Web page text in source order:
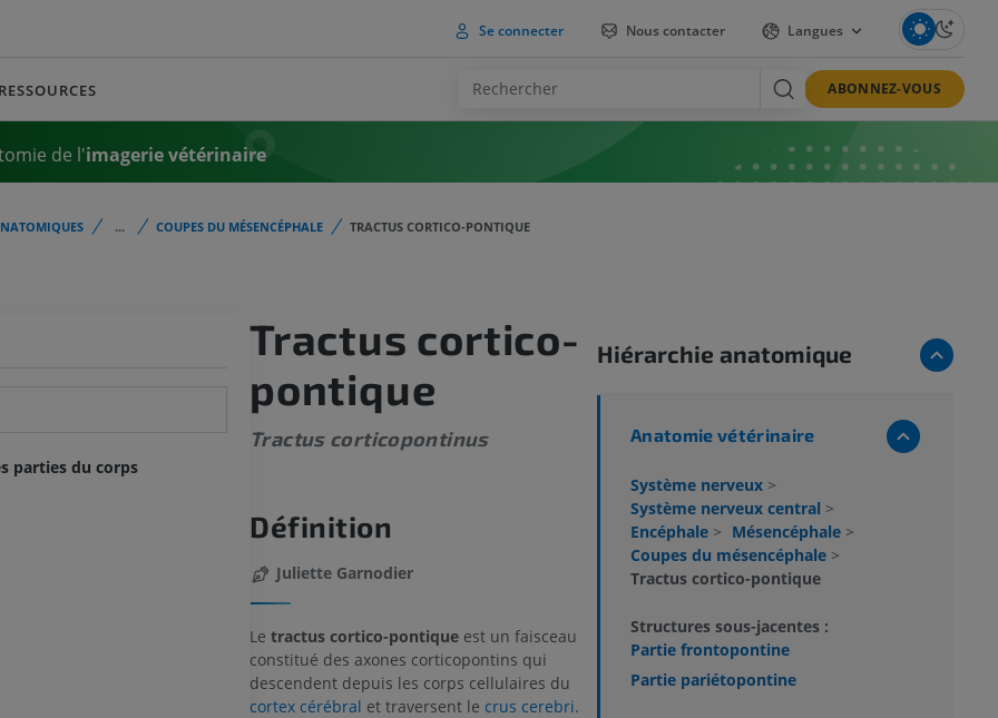
Se connecter Nous contacter Langues
RESSOURCES ABONNEZ-VOUS
de l'imagerie vétérinaire
... COUPES DU MÉSENCÉPHALE TRACTUS CORTICO-PONTIQUE
parties du corps
Tractus cortico-
pontique
Tractus corticopontinus
Définition
Juliette Garnodier
Le tractus cortico-pontique est un faisceau
constitué des axones corticopontins qui
descendent depuis les corps cellulaires du
cortex cérébral et traversent le crus cerebri.
Hiérarchie anatomique
Anatomie vétérinaire
Système nerveux >
Système nerveux central >
Encéphale > Mésencéphale >
Coupes du mésencéphale >
Tractus cortico-pontique
Structures sous-jacentes :
Partie frontopontine
Partie pariétopontine